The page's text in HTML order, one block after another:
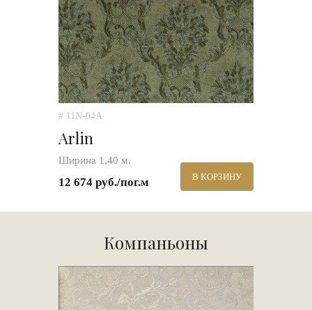
# 11N-04A
Arlin
Ширина 1,40 м.
12 674 руб./пог.м В КОРЗИНУ
Компаньоны